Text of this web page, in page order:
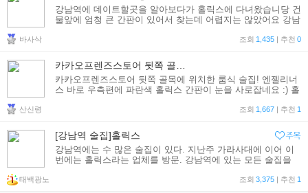
강남역에 데이트할곳을 알아보다가 홀릭스에 다녀왔습니당 건
물앞에 엄청 큰 간판이 있어서 찾는데 어렵지는 않았어요 강남
좀 고민했는데 에어컨?같은걸 켜놓아서 그런지 그런
바사삭 조회 1,435 | 추천 0
카카오프렌즈스토어 뒷쪽 골목에 위치한 룸식 술집! 엔젤리너
스 바로 우측편에 파란색 홀릭스 간판이 눈을 사로잡네요 :) 홀
볼 수 있는 룸식 주점입니다. 룸식 주점이라고 해서
산신령 조회 1,667 | 추천 1
[강남역 술집]홀릭스
강남역에는 수 많은 술집이 있다. 지난주 가라사대에 이어 이
번에는 홀릭스라는 업체를 방문. 강남역에 있는 모든 술집을
태백광노 조회 3,375 | 추천 1